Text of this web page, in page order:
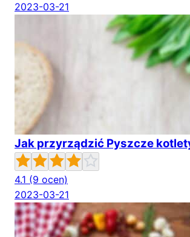
2023-03-21
Jak przyrządzić Pyszcze
4.1 (9 ocen)
2023-03-21